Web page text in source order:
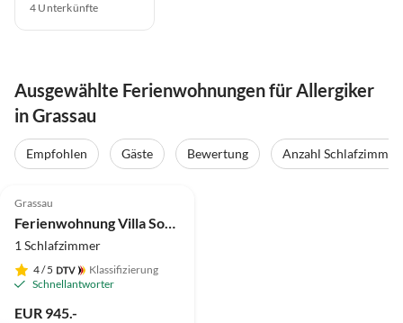
4 Unterkünfte
Ausgewählte Ferienwohnungen für Allergiker
in Grassau
Empfohlen Gäste Bewertung
Anzahl Schlafzimmer
Grassau
Ferienwohnung Villa Sorglos Suite
1 Schlafzimmer
4/ 5
Klassifizierung
Schnellantworter
EUR 945.-